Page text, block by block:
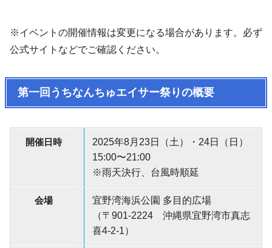
※イベントの開催情報は変更になる場合があります。必ず
公式サイトなどでご確認ください。
第一回うちなんちゅエイサー祭りの概要
開催日時
2025年8月23日（土）・24日（日）
15:00〜21:00
※雨天決行、台風時順延
会場
宜野湾海浜公園 多目的広場
（〒901-2224 沖縄県宜野湾市真志
喜4-2-1）